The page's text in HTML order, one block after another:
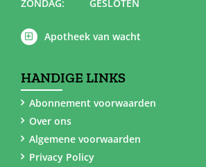
ZONDAG:
GESLOTEN
Apotheek van wacht
HANDIGE LINKS
Abonnement voorwaarden
Over ons
Algemene voorwaarden
Privacy Policy